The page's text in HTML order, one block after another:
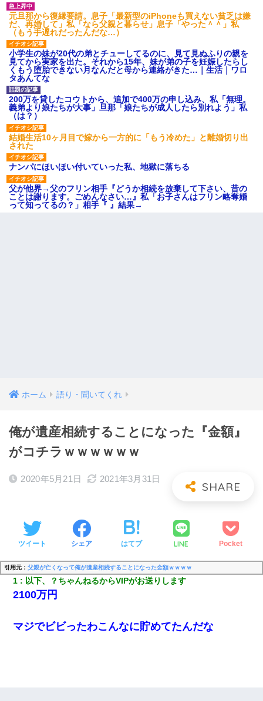
元旦那から復縁要請。息子「最新型のiPhoneも買えない貧乏は嫌
だ、再婚して」私「なら父親と暮らせ」息子「やった＾＾」私
（もう手遅れだったんだな…）
小学生の妹が20代の弟とチューしてるのに、見て見ぬふりの親を
見てから実家を出た。それから15年、妹が弟の子を妊娠したらし
くもう堕胎できない月なんだと母から連絡がきた…｜生活｜ワロ
タあんてな
200万を貸したコウトから、追加で400万の申し込み、私「無理。
義弟より娘たちが大事」旦那「娘たちが成人したら別れよう」私
（は？）
結婚生活10ヶ月目で嫁から一方的に「もう冷めた」と離婚切り出
された
ナンパにほいほい付いていった私、地獄に落ちる
父が他界→父のフリン相手『どうか相続を放棄して下さい、昔の
ことは謝ります。ごめんなさい…』私「お子さんはフリン略奪婚
って知ってるの？」相手『 』結果→
ホーム 語り・聞いてくれ
俺が遺産相続することになった『金額』
がコチラｗｗｗｗｗｗ
2020年5月21日 2021年3月31日
ツイート シェア はてブ LINE Pocket
引用元： 父親が亡くなって俺が遺産相続することになった金額ｗｗｗｗ
1 以下、？ちゃんねるからVIPがお送りします
2100万円
マジでビビったわこんなに貯めてたんだな